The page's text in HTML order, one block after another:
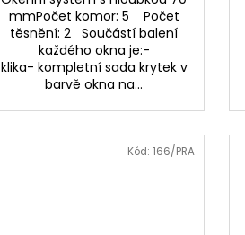
mmPočet komor: 5 Počet
těsnění: 2 Součástí balení
každého okna je:-
klika- kompletní sada krytek v
barvě okna na...
Kód: 166/PRA